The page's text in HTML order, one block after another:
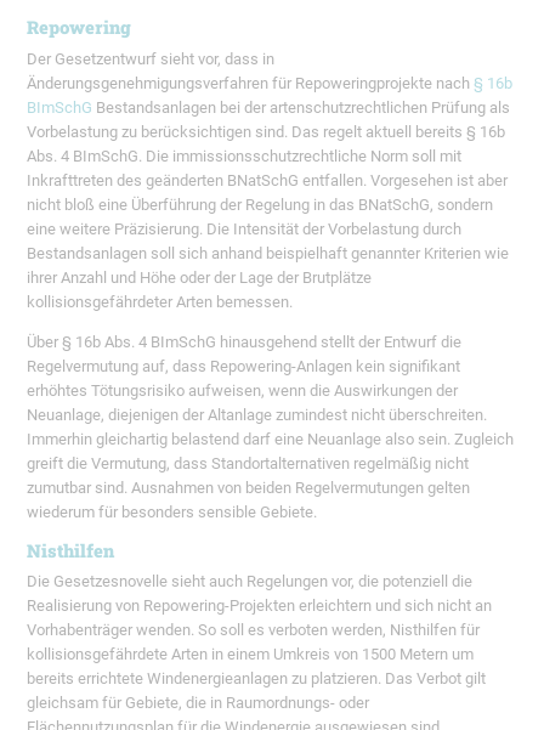
Repowering
Der Gesetzentwurf sieht vor, dass in
Änderungsgenehmigungsverfahren für Repoweringprojekte nach§ 16b
BImSchG Bestandsanlagen bei der artenschutzrechtlichen Prüfung als
Vorbelastung zu berücksichtigen sind. Das regelt aktuell bereits § 16b
Abs. 4 BImSchG. Die immissionsschutzrechtliche Norm soll mit
Inkrafttreten des geänderten BNatSchG entfallen. Vorgesehen ist aber
nicht bloß eine Überführung der Regelung in das BNatSchG, sondern
eine weitere Präzisierung. Die Intensität der Vorbelastung durch
Bestandsanlagen soll sich anhand beispielhaft genannter Kriterien wie
ihrer Anzahl und Höhe oder der Lage der Brutplätze
kollisionsgefährdeter Arten bemessen.
Über § 16b Abs. 4 BImSchG hinausgehend stellt der Entwurf die
Regelvermutung auf, dass Repowering-Anlagen kein signifikant
erhöhtes Tötungsrisiko aufweisen, wenn die Auswirkungen der
Neuanlage, diejenigen der Altanlage zumindest nicht überschreiten.
Immerhin gleichartig belastend darf eine Neuanlage also sein. Zugleich
greift die Vermutung, dass Standortalternativen regelmäßig nicht
zumutbar sind. Ausnahmen von beiden Regelvermutungen gelten
wiederum für besonders sensible Gebiete.
Nisthilfen
Die Gesetzesnovelle sieht auch Regelungen vor, die potenziell die
Realisierung von Repowering-Projekten erleichtern und sich nicht an
Vorhabenträger wenden. So soll es verboten werden, Nisthilfen für
kollisionsgefährdete Arten in einem Umkreis von 1500 Metern um
bereits errichtete Windenergieanlagen zu platzieren. Das Verbot gilt
gleichsam für Gebiete, die in Raumordnungs- oder